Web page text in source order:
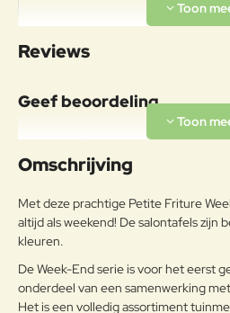
Specificaties
Reviews
Geef beoordeling
Uw naam:
g:
Note: HTML-code wordt
Omschrijving
Met deze prachtige Petite Friture
altijd als weekend! De salontafels zijn
kleuren.
De Week-End serie is voor het eerst
onderdeel van een samenwerking
Het is een volledig assortiment